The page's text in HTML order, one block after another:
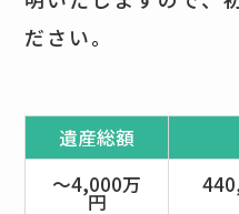
ださい。
遺産総額
～4,000万
円